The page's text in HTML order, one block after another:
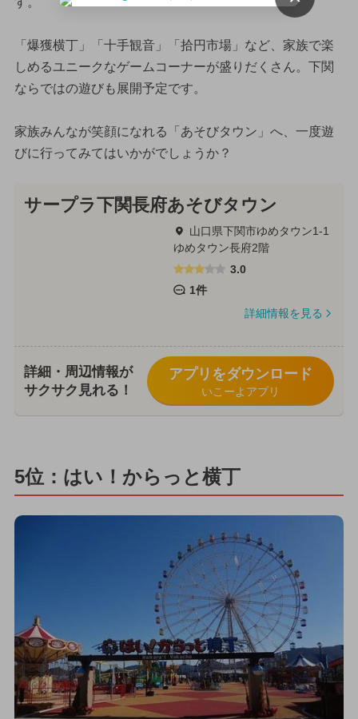
「爆獲横丁」「十手観音」「拾円市場」など、家族で楽
しめるユニークなゲームコーナーが盛りだくさん。下関
ならではの遊びも展開予定です。
家族みんなが笑顔になれる「あそびタウン」へ、一度遊
びに行ってみてはいかがでしょうか？
サープラ下関長府あそびタウン
山口県下関市ゆめタウン1-1
ゆめタウン長府2階
3.0
1件
詳細情報を見る
詳細・周辺情報が
サクサク見れる！
アプリをダウンロード
いこーよアプリ
5位：はい！からっと横丁